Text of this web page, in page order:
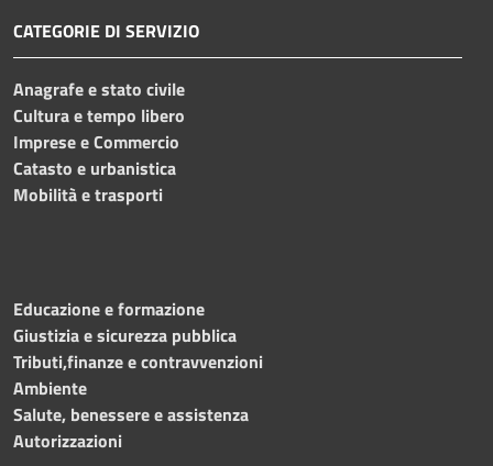
CATEGORIE DI SERVIZIO
Anagrafe e stato civile
Cultura e tempo libero
Imprese e Commercio
Catasto e urbanistica
Mobilità e trasporti
Educazione e formazione
Giustizia e sicurezza pubblica
Tributi,finanze e contravvenzioni
Ambiente
Salute, benessere e assistenza
Autorizzazioni